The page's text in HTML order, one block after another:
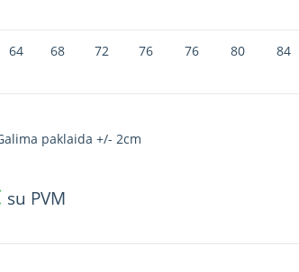
64 68 72 76 76 80 84
paklaida +/- 2cm
su PVM